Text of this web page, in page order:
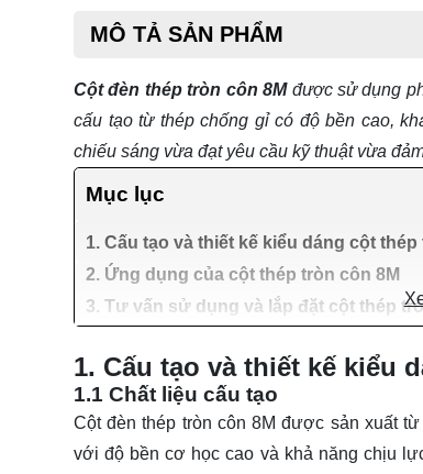
MÔ TẢ SẢN PHẨM
Cột đèn thép tròn côn 8Mđược sử dụng
cấu tạo từ thép chống gỉ có độ bền cao,
chiếu sáng vừa đạt yêu cầu kỹ thuật vừa
Mục lục
1. Cấu tạo và thiết kế kiểu dáng cột thép
2. Ứng dụng của cột thép tròn côn 8M
3. Tư vấn sử dụng và lắp đặt cột thép
1. Cấu tạo và thiết kế kiểu
1.1 Chất liệu cấu tạo
Cột đèn thép tròn côn 8M được sản xuất
với độ bền cơ học cao và khả năng chịu